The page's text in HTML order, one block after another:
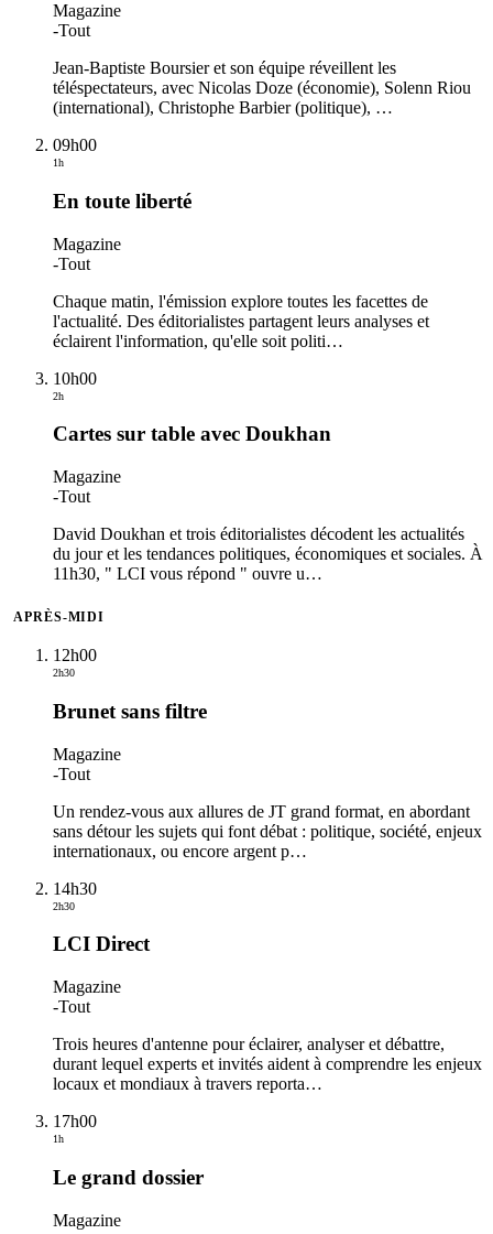
Magazine
-Tout
Jean-Baptiste Boursier et son équipe réveillent les
téléspectateurs, avec Nicolas Doze (économie), Solenn Riou
(international), Christophe Barbier (politique), …
09h00
1h
En toute liberté
Magazine
-Tout
Chaque matin, l'émission explore toutes les facettes de
l'actualité. Des éditorialistes partagent leurs analyses et
éclairent l'information, qu'elle soit politi…
10h00
2h
Cartes sur table avec Doukhan
Magazine
-Tout
David Doukhan et trois éditorialistes décodent les actualités
du jour et les tendances politiques, économiques et sociales. À
11h30, " LCI vous répond " ouvre u…
APRÈS-MIDI
12h00
2h30
Brunet sans filtre
Magazine
-Tout
Un rendez-vous aux allures de JT grand format, en abordant
sans détour les sujets qui font débat : politique, société, enjeux
internationaux, ou encore argent p…
14h30
2h30
LCI Direct
Magazine
-Tout
Trois heures d'antenne pour éclairer, analyser et débattre,
durant lequel experts et invités aident à comprendre les enjeux
locaux et mondiaux à travers reporta…
17h00
1h
Le grand dossier
Magazine